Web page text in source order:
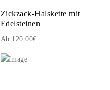
Zickzack-Halskette mit
Edelsteinen
Ab 120.00€